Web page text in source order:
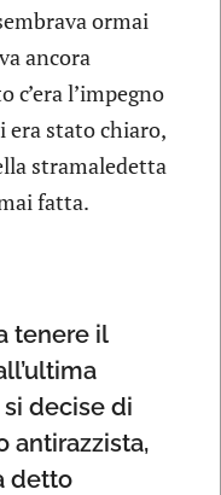
ormai
ancora
c’era l’impegno
stato chiaro,
stramaledetta
fatta.
tenere il
decise di
antirazzista,
detto